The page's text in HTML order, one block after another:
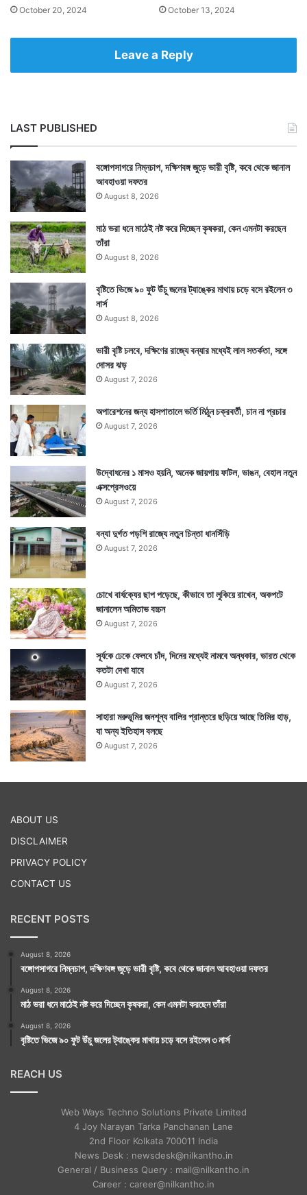
October 20, 2024 October 13, 2024
Leave a Reply
LAST PUBLISHED
বঙ্গোপসাগরে নিম্নচাপ, দক্ষিণবঙ্গ জুড়ে ভারী বৃষ্টি, কবে থেকে জানাল
আবহাওয়া দফতর
August 8, 2026
মাঠ ভরা ধনে মাঠেই নষ্ট করে দিচ্ছেন কৃষকরা, কেন এমনটা করছেন
তাঁরা
August 8, 2026
বৃষ্টিতে ভিজে ৯০ ফুট উঁচু জলের ট্যাঙ্কের মাথায় চড়ে বসে রইলেন ৩
নার্স
August 8, 2026
ভারী বৃষ্টি চলবে, দক্ষিণের রাজ্যে বন্যার মধ্যেই লাল সতর্কতা, সঙ্গে
দোসর ঝড়
August 7, 2026
অপারেশনের জন্য হাসপাতালে ভর্তি মিঠুন চক্রবর্তী, চান না প্রচার
August 7, 2026
উদ্বোধনের ১ মাসও হয়নি, অনেক জায়গায় ফাটল, ভাঙন, বেহাল নতুন
এক্সপ্রেসওয়ে
August 7, 2026
বন্যা দুর্গত পড়শি রাজ্যে নতুন চিন্তা ধানসিঁড়ি
August 7, 2026
চোখে বার্ধক্যের ছাপ পড়েছে, কীভাবে তা লুকিয়ে রাখেন, অকপটে
জানালেন অমিতাভ বচ্চন
August 7, 2026
সূর্যকে ঢেকে ফেলবে চাঁদ, দিনের মধ্যেই নামবে অন্ধকার, ভারত থেকে
কতটা দেখা যাবে
August 7, 2026
সাহারা মরুভূমির জনশূন্য বালির প্রান্তরে ছড়িয়ে আছে তিমির হাড়,
যা অন্য ইতিহাস বলছে
August 7, 2026
ABOUT US
DISCLAIMER
PRIVACY POLICY
CONTACT US
RECENT POSTS
August 8, 2026
বঙ্গোপসাগরে নিম্নচাপ, দক্ষিণবঙ্গ জুড়ে ভারী বৃষ্টি, কবে থেকে জানাল আবহাওয়া দফতর
August 8, 2026
মাঠ ভরা ধনে মাঠেই নষ্ট করে দিচ্ছেন কৃষকরা, কেন এমনটা করছেন তাঁরা
August 8, 2026
বৃষ্টিতে ভিজে ৯০ ফুট উঁচু জলের ট্যাঙ্কের মাথায় চড়ে বসে রইলেন ৩ নার্স
REACH US
Web Ways Techno Solutions Private Limited
4 Joy Narayan Tarka Panchanan Lane
2nd Floor Kolkata 700011 India
News Desk : newsdesk@nilkantho.in
General / Business Query : mail@nilkantho.in
Career : career@nilkantho.in